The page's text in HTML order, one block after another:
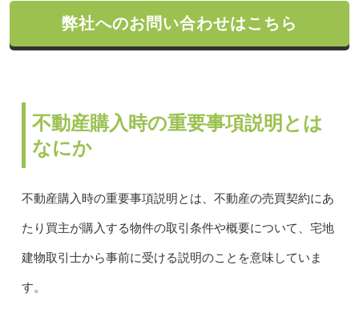
弊社へのお問い合わせはこちら
不動産購入時の重要事項説明とは
なにか
不動産購入時の重要事項説明とは、不動産の売買契約にあ
たり買主が購入する物件の取引条件や概要について、宅地
建物取引士から事前に受ける説明のことを意味していま
す。